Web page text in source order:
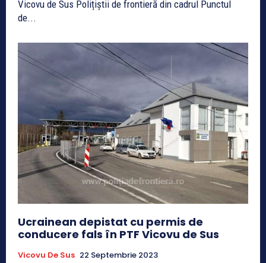
Vicovu de Sus Polițiștii de frontieră din cadrul Punctul
de...
Ucrainean depistat cu permis de
conducere fals în PTF Vicovu de Sus
Vicovu De Sus 22 Septembrie 2023